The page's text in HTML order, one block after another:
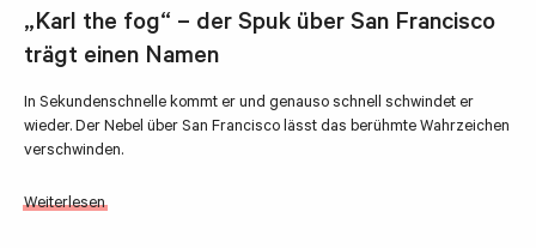
„Karl the fog“ – der Spuk über San Francisco
trägt einen Namen
In Sekundenschnelle kommt er und genauso schnell schwindet er
wieder. Der Nebel über San Francisco lässt das berühmte Wahrzeichen
verschwinden.
Weiterlesen